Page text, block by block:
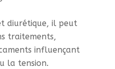
diurétique, il peut
traitements,
influençant
la tension.